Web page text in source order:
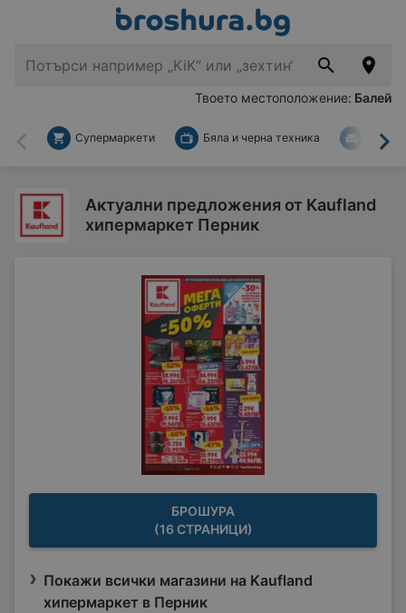
Твоето местоположение: Балей
Назад
Супермаркети Бяла и черна техника За
Актуални предложения от Kaufland
хипермаркет Перник
БРОШУРА
(16 СТРАНИЦИ)
Покажи всички магазини на Kaufland
хипермаркет в Перник